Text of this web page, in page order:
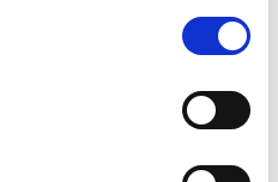
Inhalte,
Anzeigen, personalisierte
Datenschutz
ist ein echtes